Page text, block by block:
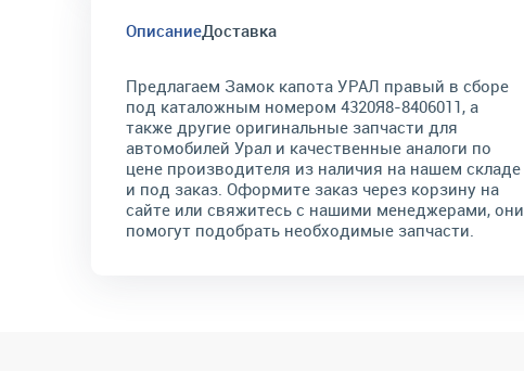
ОписаниеДоставка
Предлагаем Замок капота УРАЛ правый в сборе
под каталожным номером 4320Я8-8406011, а
также другие оригинальные запчасти для
автомобилей Урал и качественные аналоги по
цене производителя из наличия на нашем складе
и под заказ. Оформите заказ через корзину на
сайте или свяжитесь с нашими менеджерами, они
помогут подобрать необходимые запчасти.